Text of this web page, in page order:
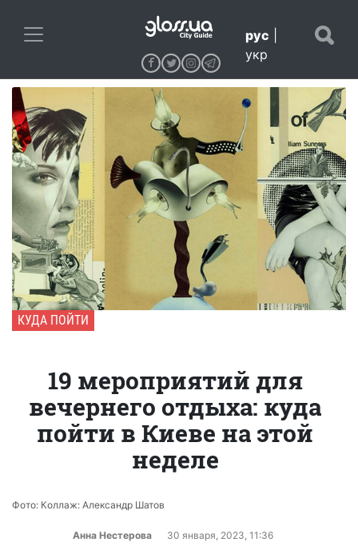
рус
укр
КУДА ПОЙТИ
19 мероприятий для
вечернего отдыха: куда
пойти в Киеве на этой
неделе
Фото: Коллаж: Александр Шатов
Анна Нестерова 30 января, 2023, 11:36